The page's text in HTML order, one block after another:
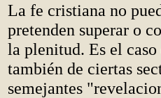
La fe cristiana no
pretenden superar o
la plenitud. Es el
también de ciertas
semejantes